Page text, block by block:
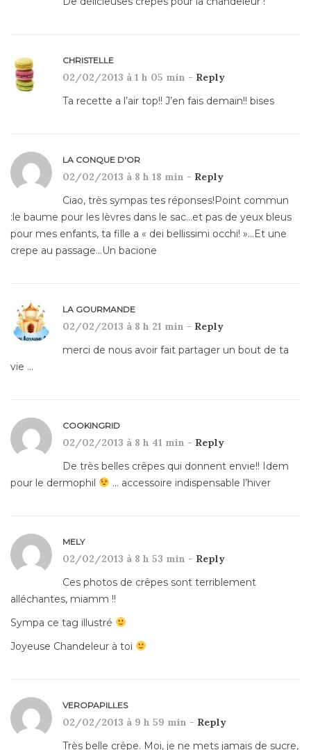
CHRISTELLE
02/02/2013 à 1 h 05 min - Reply
Ta recette a l’air top!! J’en fais demain!! bises
LA CONQUE D'OR
02/02/2013 à 8 h 18 min - Reply
Ciao, très sympas tes réponses!Point commun
:le baume pour les lèvres dans le sac…et pas de yeux bleus
pour mes enfants, ta fille a « dei bellissimi occhi! »…Et une
crepe au passage…Un bacione
LA GOURMANDE
02/02/2013 à 8 h 21 min - Reply
merci de nous avoir fait partager un bout de ta
vie …
COOKINGRID
02/02/2013 à 8 h 41 min - Reply
De très belles crêpes qui donnent envie!! Idem
pour le dermophil
… accessoire indispensable l’hiver
MELY
02/02/2013 à 8 h 53 min - Reply
Ces photos de crêpes sont terriblement
alléchantes, miamm !!
Sympa ce tag illustré
Joyeuse Chandeleur à toi
VEROPAPILLES
02/02/2013 à 9 h 59 min - Reply
Très belle crêpe. Moi, je ne mets jamais de sucre,